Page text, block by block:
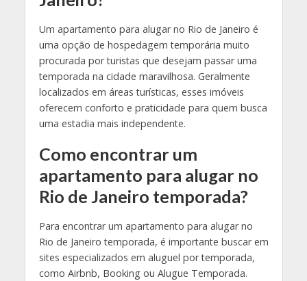
Um apartamento para alugar no Rio de Janeiro é
uma opção de hospedagem temporária muito
procurada por turistas que desejam passar uma
temporada na cidade maravilhosa. Geralmente
localizados em áreas turísticas, esses imóveis
oferecem conforto e praticidade para quem busca
uma estadia mais independente.
Como encontrar um
apartamento para alugar no
Rio de Janeiro temporada?
Para encontrar um apartamento para alugar no
Rio de Janeiro temporada, é importante buscar em
sites especializados em aluguel por temporada,
como Airbnb, Booking ou Alugue Temporada.